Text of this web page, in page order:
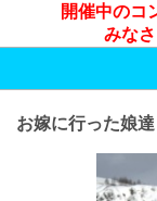
開催中のコ
みな
お嫁に行った娘